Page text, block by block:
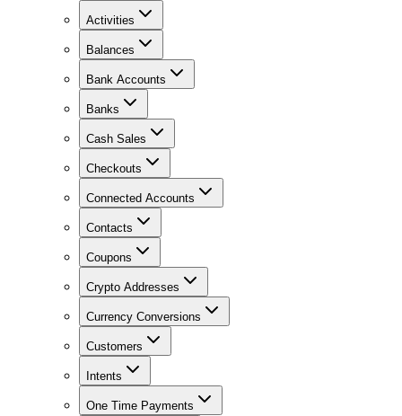
Activities
Balances
Bank Accounts
Banks
Cash Sales
Checkouts
Connected Accounts
Contacts
Coupons
Crypto Addresses
Currency Conversions
Customers
Intents
One Time Payments